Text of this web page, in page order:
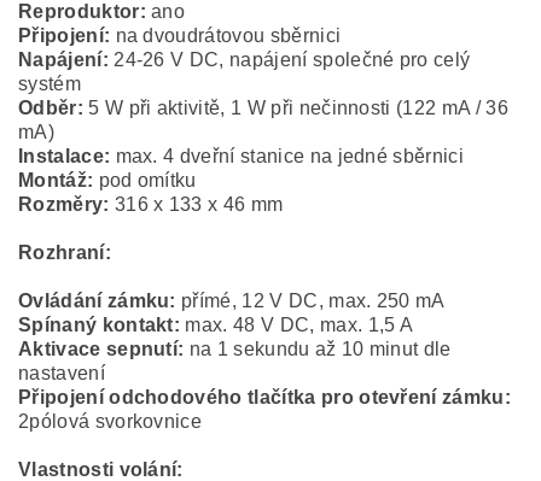
Reproduktor: ano
Připojení: na dvoudrátovou sběrnici
Napájení: 24-26 V DC, napájení společné pro celý
systém
Odběr: 5 W při aktivitě, 1 W při nečinnosti (122 mA / 36
mA)
Instalace: max. 4 dveřní stanice na jedné sběrnici
Montáž: pod omítku
Rozměry: 316 x 133 x 46 mm
Rozhraní:
Ovládání zámku: přímé, 12 V DC, max. 250 mA
Spínaný kontakt: max. 48 V DC, max. 1,5 A
Aktivace sepnutí: na 1 sekundu až 10 minut dle
nastavení
Připojení odchodového tlačítka pro otevření zámku:
2pólová svorkovnice
Vlastnosti volání: